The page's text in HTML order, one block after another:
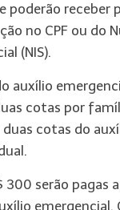
poderão receber
no CPF ou do
(NIS).
auxílio
cotas por
cotas do
300 serão pagas
emergencial.